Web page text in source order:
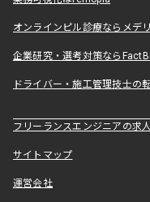
オンラインピル診療ならメデ
企業研究・選考対策なら
ドライバー・施工管理技士の
フリーランスエンジニアの求
サイトマップ
運営会社